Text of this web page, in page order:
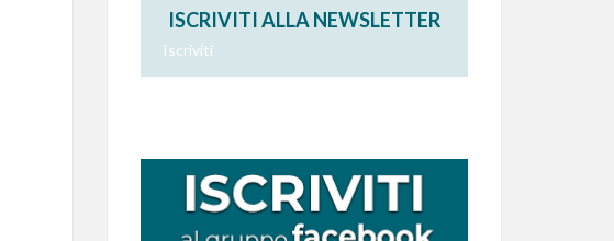
ISCRIVITI ALLA NEWSLETTER
Iscriviti